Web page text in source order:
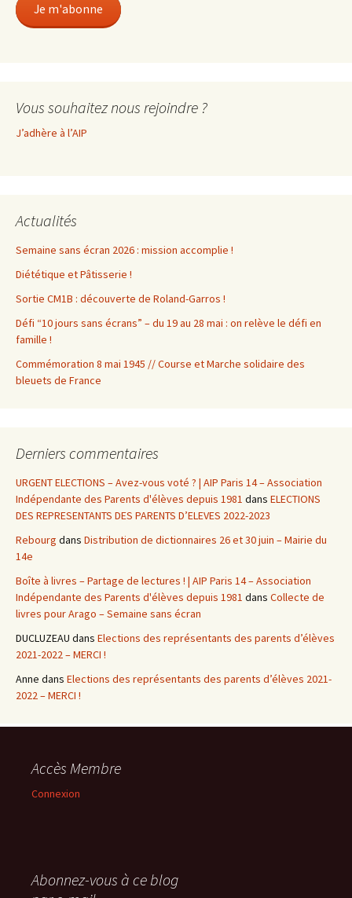
Je m'abonne
Vous souhaitez nous rejoindre ?
J’adhère à l’AIP
Actualités
Semaine sans écran 2026 : mission accomplie !
Diététique et Pâtisserie !
Sortie CM1B : découverte de Roland-Garros !
Défi “10 jours sans écrans” – du 19 au 28 mai : on relève le défi en
famille !
Commémoration 8 mai 1945 // Course et Marche solidaire des
bleuets de France
Derniers commentaires
URGENT ELECTIONS – Avez-vous voté ? | AIP Paris 14 – Association
Indépendante des Parents d'élèves depuis 1981 dans ELECTIONS
DES REPRESENTANTS DES PARENTS D’ELEVES 2022-2023
Rebourg dans Distribution de dictionnaires 26 et 30 juin – Mairie du
14e
Boîte à livres – Partage de lectures ! | AIP Paris 14 – Association
Indépendante des Parents d'élèves depuis 1981 dans Collecte de
livres pour Arago – Semaine sans écran
DUCLUZEAU dans Elections des représentants des parents d’élèves
2021-2022 – MERCI !
Anne dans Elections des représentants des parents d’élèves 2021-
2022 – MERCI !
Accès Membre
Connexion
Abonnez-vous à ce blog